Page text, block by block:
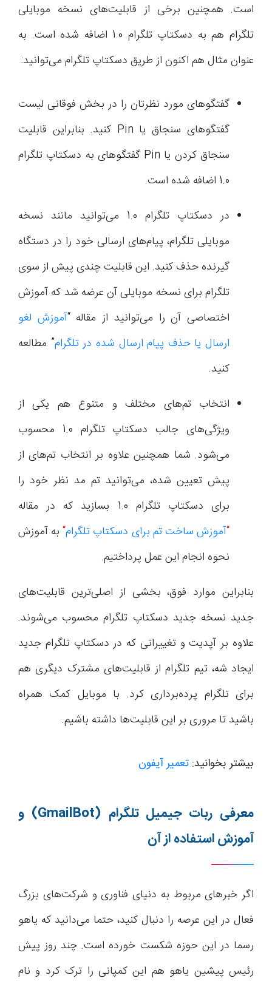
است. همچنین برخی از قابلیت‌های نسخه موبایلی
تلگرام هم به دسکتاپ تلگرام 1.0 اضافه شده است. به
عنوان مثال هم اکنون از طریق دسکتاپ تلگرام می‌توانید:
گفتگوهای مورد نظرتان را در بخش فوقانی لیست
گفتگوهای سنجاق یا Pin کنید. بنابراین قابلیت
سنجاق کردن یا Pin گفتگوهای به دسکتاپ تلگرام
1.0 اضافه شده است.
در دسکتاپ تلگرام 1.0 می‌توانید مانند نسخه
موبایلی تلگرام، پیام‌های ارسالی خود را در دستگاه
گیرنده حذف کنید. این قابلیت چندی پیش از سوی
تلگرام برای نسخه موبایلی آن عرضه شد که آموزش
اختصاصی آن را می‌توانید از مقاله “آموزش لغو
ارسال یا حذف پیام ارسال شده در تلگرام” مطالعه
کنید.
انتخاب تم‌های مختلف و متنوع هم یکی از
ویژگی‌های جالب دسکتاپ تلگرام 1.0 محسوب
می‌شود. شما همچنین علاوه بر انتخاب تم‌های از
پیش تعیین شده، می‌توانید تم مد نظر خود را
برای دسکتاپ تلگرام 1.0 بسازید که در مقاله
“آموزش ساخت تم برای دسکتاپ تلگرام“به آموزش
نحوه انجام این عمل پرداختیم.
بنابراین موارد فوق، بخشی از اصلی‌ترین قابلیت‌های
جدید نسخه جدید دسکتاپ تلگرام محسوب می‌شوند.
علاوه بر آپدیت و تغییراتی که در دسکتاپ تلگرام جدید
ایجاد شه، تیم تلگرام از قابلیت‌های مشترک دیگری هم
برای تلگرام پرده‌برداری کرد. با موبایل کمک همراه
باشید تا مروری بر این قابلیت‌ها داشته باشیم.
بیشتر بخوانید: تعمیر آیفون
معرفی ربات جیمیل تلگرام (GmailBot)
و
آموزش استفاده از آن
اگر خبرهای مربوط به دنیای فناوری و شرکت‌های بزرگ
فعال در این عرصه را دنبال کنید، حتما می‌دانید که یاهو
رسما در این حوزه شکست خورده است. چند روز پیش
رئیس پیشین یاهو هم این کمپانی را ترک کرد و نام